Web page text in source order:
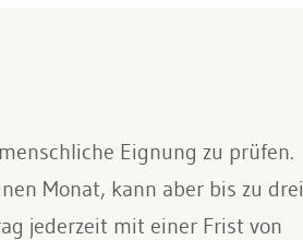
Eignung zu prüfen.
Monat, kann aber bis zu drei
jederzeit mit einer Frist von